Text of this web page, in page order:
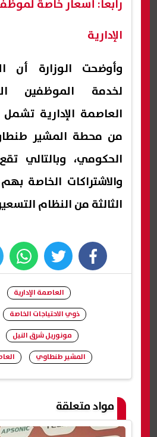
رابعًا: أسعار خاصة
الإدارية
وأوضحت الوزارة أن
لخدمة الموظفين
من محطة المشير
الحكومي، وبالتالي
والاشتراكات الخاصة
الثالثة من النظام
facebook
twitter
العاصمة الإدارية
ذوي الاحتياجات الخاصة
مونوريل شرق النيل
المشير طنطاوي
مواد متعلقة